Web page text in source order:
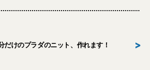
だけのプラダのニット、作れます！ >